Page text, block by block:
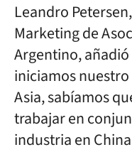
Leandro
Marketing de
Argentino, añadió
iniciamos
Asia, sabíamos
trabajar en
industria en